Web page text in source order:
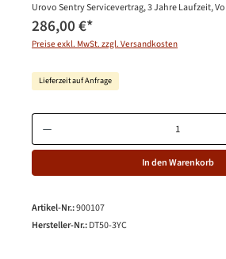
Urovo Sentry Servicevertrag, 3 Jahre Laufzeit,
286,00 €*
Preise exkl. MwSt. zzgl. Versandkosten
Lieferzeit auf Anfrage
Produkt Anzahl: Gib den gewünschten Wert
In den Warenkorb
Artikel-Nr.:900107
Hersteller-Nr.:DT50-3YC